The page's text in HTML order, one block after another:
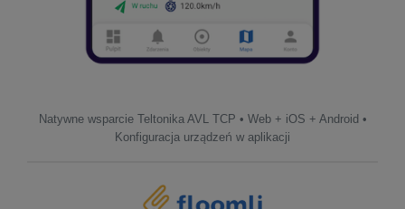
Natywne wsparcie Teltonika AVL TCP • Web + iOS + Android •
Konfiguracja urządzeń w aplikacji